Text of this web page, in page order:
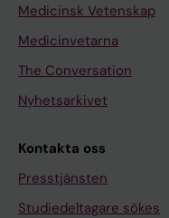
Medicinsk Vetenskap
Medicinvetarna
The Conversation
Nyhetsarkivet
Kontakta oss
Presstjänsten
Studiedeltagare sökes